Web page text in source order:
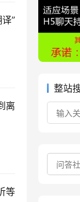
”
离
等
整站